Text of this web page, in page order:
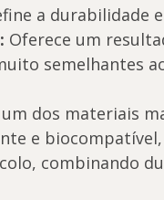
a durabilidade
Oferece um
semelhantes
dos materiais
e
combinando